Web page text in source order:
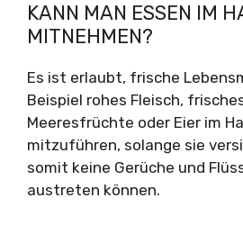
KANN MAN ESSEN IM
MITNEHMEN?
Es ist erlaubt, frische
Beispiel rohes Fleisch,
Meeresfrüchte oder Eier im
mitzuführen, solange sie
somit keine Gerüche und
austreten können.